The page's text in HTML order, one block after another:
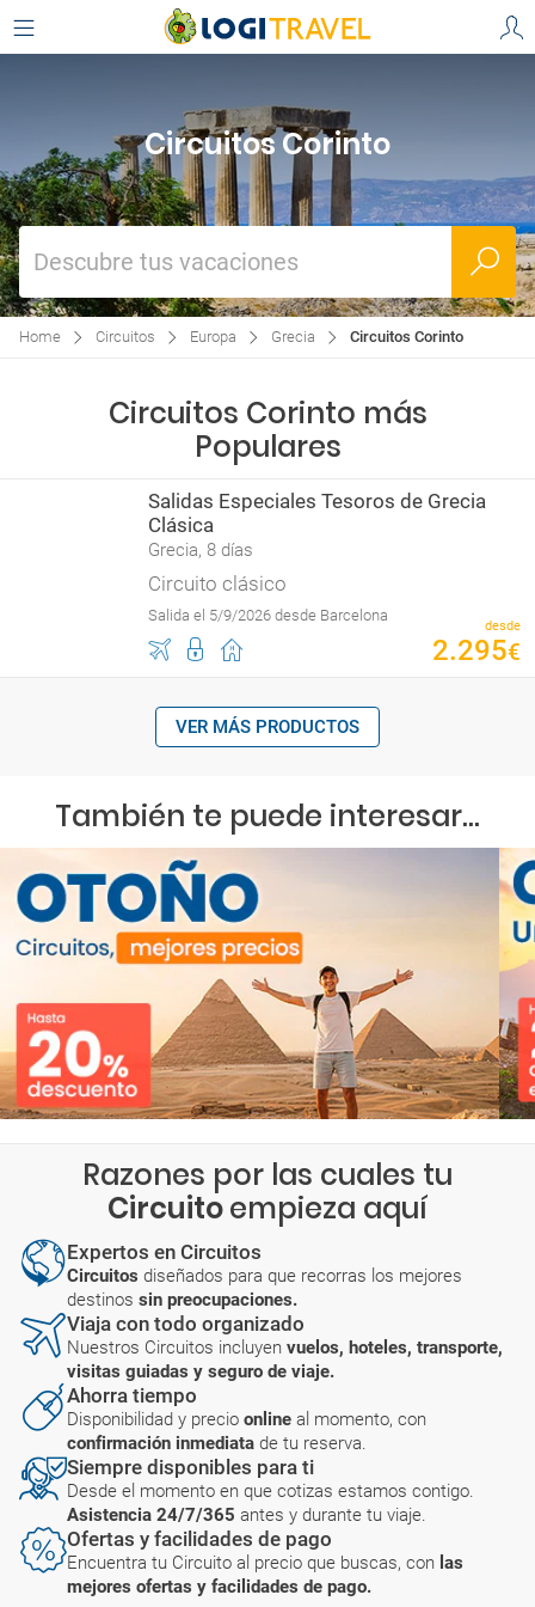
Circuitos Corinto
Descubre tus vacaciones
Home Circuitos Europa Grecia Circuitos Corinto
Circuitos Corinto más
Populares
Salidas Especiales Tesoros de Grecia
Clásica
Grecia, 8 días
Circuito clásico
Salida el 5/9/2026 desde Barcelona
desde
2.295€
VER MÁS PRODUCTOS
También te puede interesar...
Razones por las cuales tu
Circuitoempieza aquí
Expertos en Circuitos
Circuitos diseñados para que recorras los mejores
destinos sin preocupaciones.
Viaja con todo organizado
Nuestros Circuitos incluyen vuelos, hoteles, transporte,
visitas guiadas y seguro de viaje.
Ahorra tiempo
Disponibilidad y precio online al momento, con
confirmación inmediata de tu reserva.
Siempre disponibles para ti
Desde el momento en que cotizas estamos contigo.
Asistencia 24/7/365 antes y durante tu viaje.
Ofertas y facilidades de pago
Encuentra tu Circuito al precio que buscas, con las
mejores ofertas y facilidades de pago.